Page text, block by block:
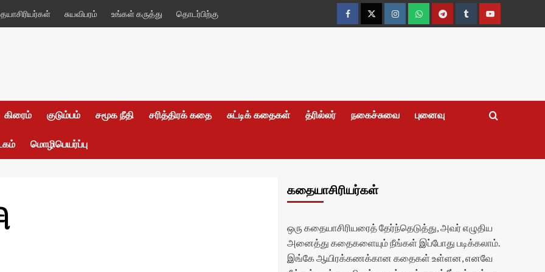
சுயவிபரம் உங்கள் கருத்து தொடர்பிற்கு
FacebookTwitterInstagramWhatsappTelegramTumblrYouTube
கிரைம் குடும்பம் சமூக நீதி சரித்திரக் கதை சுட்டிக் கதைகள் த்ரில்லர் நகைச்சுவை புனைவு
மொழிபெயர்ப்பு
கதையாசிரியர்கள்
ஒரு கதையாசிரியரைத் தேர்ந்தெடுத்து, அவர் எழுதிய
அனைத்து கதைகளையும் நீங்கள் இப்போது படிக்கலாம்.
இங்கே ஆயிரக்கணக்கான கதைகள் உள்ளன, எனவே